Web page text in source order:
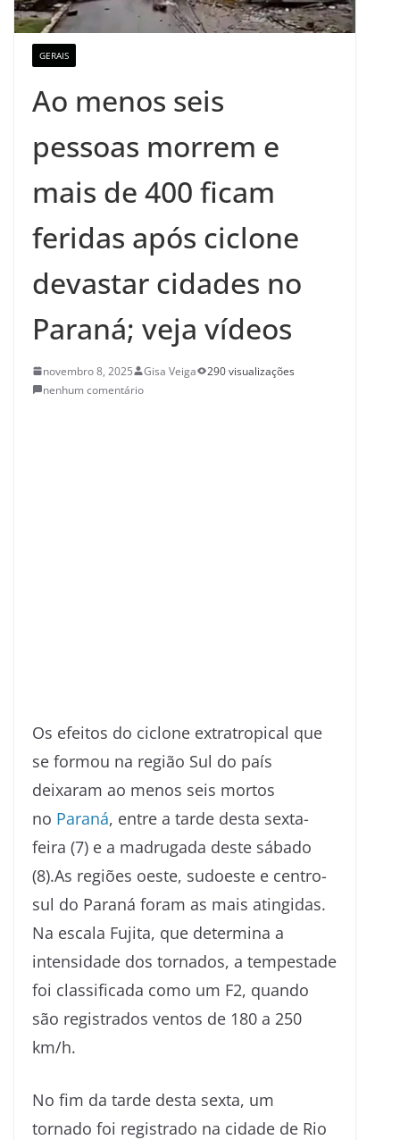
GERAIS
Ao menos seis
pessoas morrem e
mais de 400 ficam
feridas após ciclone
devastar cidades no
Paraná; veja vídeos
novembro 8, 2025 Gisa Veiga
290 visualizações
nenhum comentário
Os efeitos do ciclone extratropical que
se formou na região Sul do país
deixaram ao menos seis mortos
no Paraná, entre a tarde desta sexta-
feira (7) e a madrugada deste sábado
(8).As regiões oeste, sudoeste e centro-
sul do Paraná foram as mais atingidas.
Na escala Fujita, que determina a
intensidade dos tornados, a tempestade
foi classificada como um F2, quando
são registrados ventos de 180 a 250
km/h.
No fim da tarde desta sexta, um
tornado foi registrado na cidade de Rio